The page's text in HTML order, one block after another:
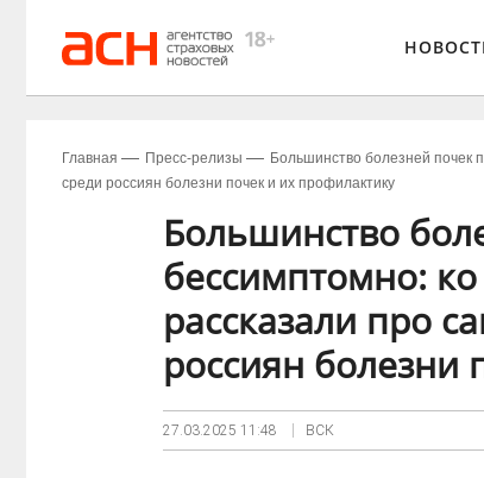
Главная Пресс-релизы
Большинство болезней почек
среди россиян болезни почек и их профилактику
Большинство
бессимптомно:
рассказали про
россиян болезни
27.03.2025 11:48 ВСК